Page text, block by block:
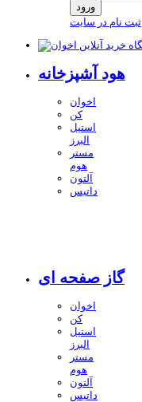
ورود
ثبت نام در سایت
هود آشپزخانه
اخوان
کن
استیل
البرز
مستر
هوم
آلتون
داتیس
گاز صفحه ای
اخوان
کن
استیل
البرز
مستر
هوم
آلتون
داتیس